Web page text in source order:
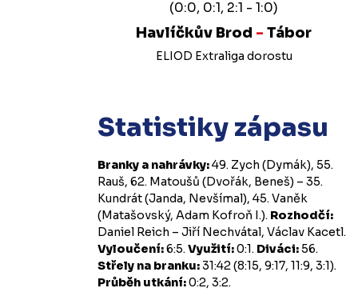
(0:0, 0:1, 2:1 - 1:0)
Havlíčkův Brod - Tábor
ELIOD Extraliga dorostu
Statistiky zápasu
Branky a nahrávky:49. Zych (Dymák), 55.
Rauš, 62. Matoušů (Dvořák, Beneš) – 35.
Kundrát (Janda, Nevšímal), 45. Vaněk
(Matašovský, Adam Kofroň I.). Rozhodčí:
Daniel Reich – Jiří Nechvátal, Václav Kacetl.
Vyloučení:6:5.Využití:0:1. Diváci:56.
Střely na branku:31:42 (8:15, 9:17, 11:9, 3:1).
Průběh utkání:0:2, 3:2.